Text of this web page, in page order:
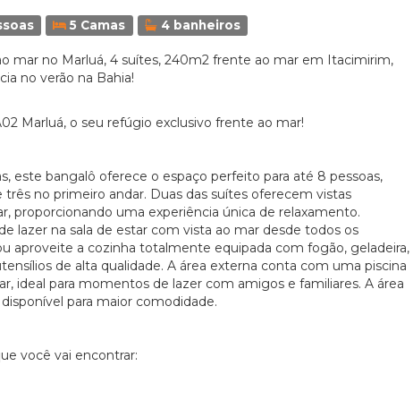
5 Camas 4 banheiros
mar no Marluá, 4 suítes, 240m2 frente ao mar em Itacimirim,
no verão na Bahia!
Marluá, o seu refúgio exclusivo frente ao mar!
este bangalô oferece o espaço perfeito para até 8 pessoas,
no primeiro andar. Duas das suítes oferecem vistas
proporcionando uma experiência única de relaxamento.
lazer na sala de estar com vista ao mar desde todos os
aproveite a cozinha totalmente equipada com fogão, geladeira,
de alta qualidade. A área externa conta com uma piscina
ideal para momentos de lazer com amigos e familiares. A área
para maior comodidade.
você vai encontrar: